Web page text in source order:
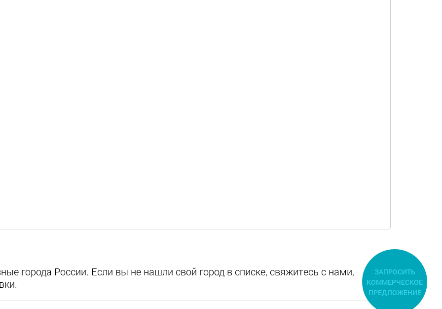
города России. Если вы не нашли свой город в списке, свяжитесь с нами,
ЗАПРОСИТЬ
КОММЕРЧЕСКОЕ
ПРЕДЛОЖЕНИЕ